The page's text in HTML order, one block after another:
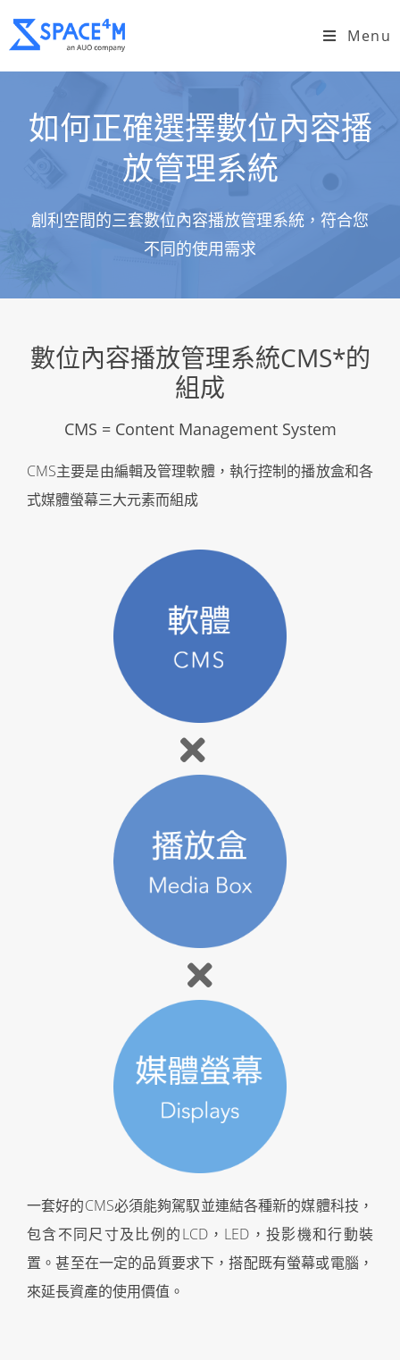
Menu
如何正確選擇數位內容播
放管理系統
創利空間的三套數位內容播放管理系統，符合您
不同的使用需求
數位內容播放管理系統CMS*的
組成
CMS = Content Management System
CMS主要是由編輯及管理軟體，執行控制的播放盒和各
式媒體螢幕三大元素而組成
一套好的CMS必須能夠駕馭並連結各種新的媒體科技，
包含不同尺寸及比例的LCD，LED，投影機和行動裝
置。甚至在一定的品質要求下，搭配既有螢幕或電腦，
來延長資產的使用價值。